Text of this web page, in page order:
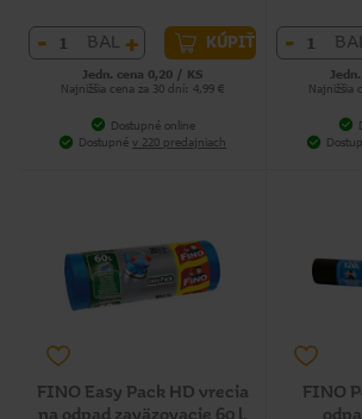
- BAL + KÚPIŤ
Jedn. cena 0,20 / KS
Najnižšia cena za 30 dní: 4,99 €
Dostupné online
Dostupné v 220 predajniach
-
Najnižšia
FINO Easy Pack HD vrecia
na odpad zaväzovacie 60 l,
FINO